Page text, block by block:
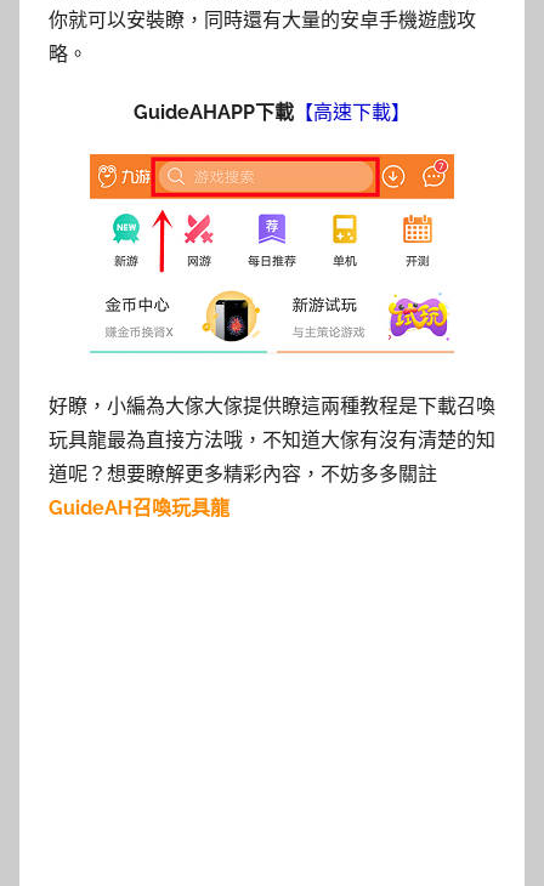
你就可以安裝瞭，同時​還有大量的安卓手機遊戲攻
略。
GuideAHAPP下載 【高速下載】
好瞭，小編為大傢大傢提供瞭這兩種教程是下載召喚
玩具龍最為直接方法哦，不知道大傢有沒有清楚的知
道呢？想要瞭解更多精彩內容，不妨多多關註
GuideAH召喚玩具龍